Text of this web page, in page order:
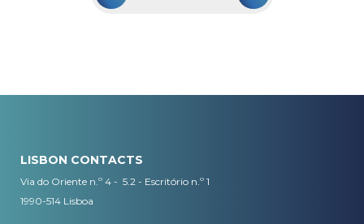
LISBON CONTACTS
Via do Oriente n.º 4 - 5.2 - Escritório n.º 1
1990-514 Lisboa